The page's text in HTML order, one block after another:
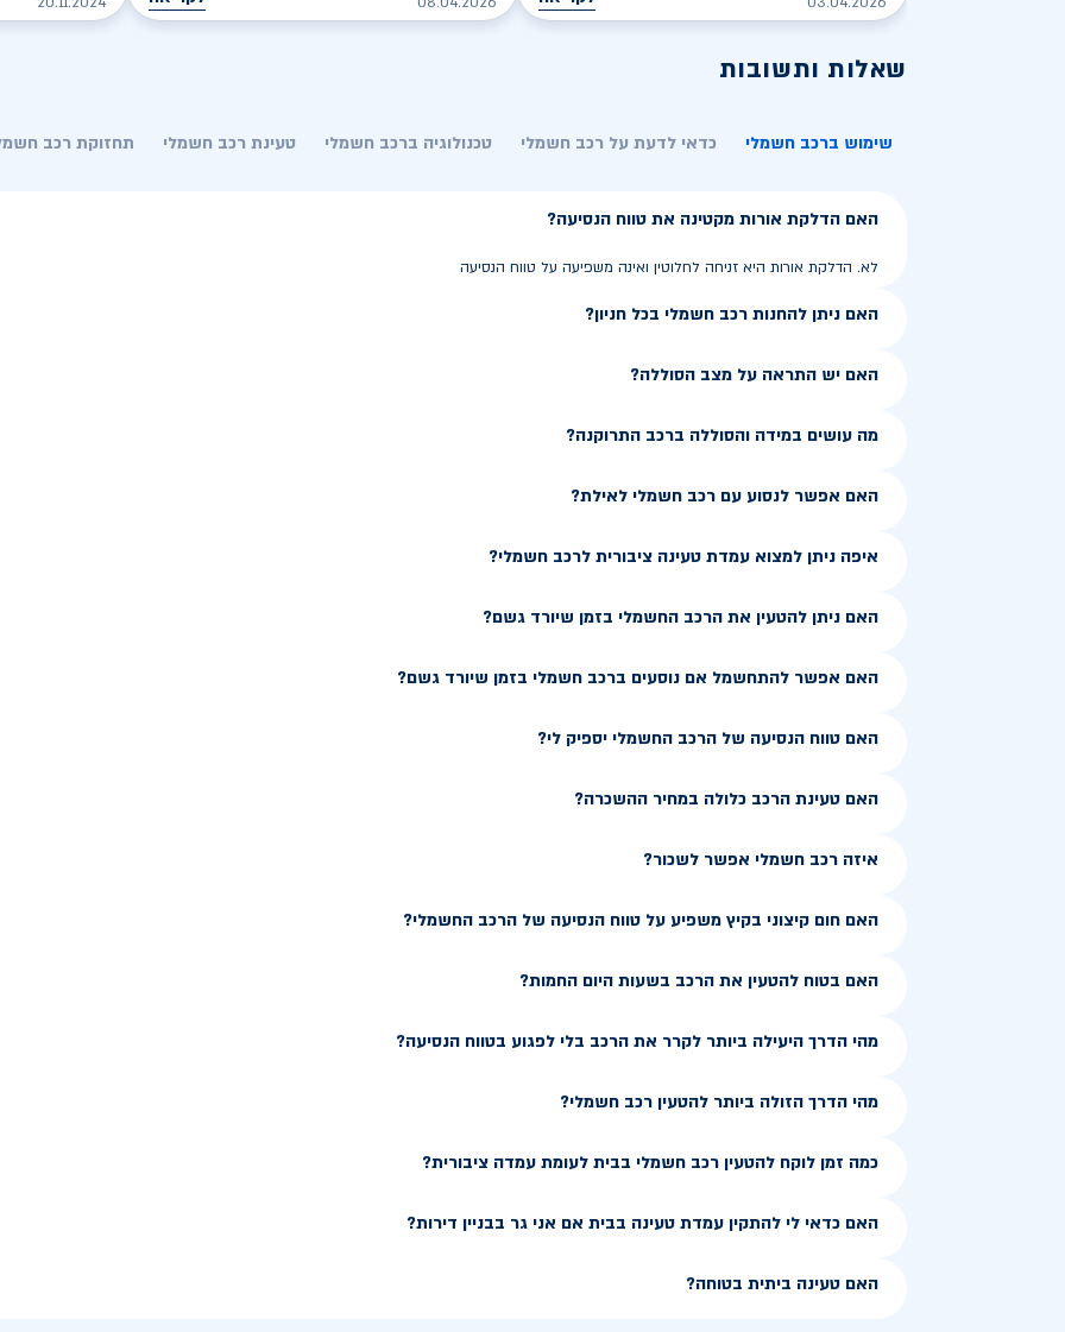
שאלות ותשובות
שימוש ברכב חשמלי כדאי לדעת על רכב חשמלי טכנולוגיה ברכב חשמלי טעינת רכב חשמלי תחזוקת רכב
האם הדלקת אורות מקטינה את טווח הנסיעה?
לא. הדלקת אורות היא זניחה לחלוטין ואינה משפיעה על טווח הנסיעה
האם ניתן להחנות רכב חשמלי בכל חניון?
האם יש התראה על מצב הסוללה?
מה עושים במידה והסוללה ברכב התרוקנה?
האם אפשר לנסוע עם רכב חשמלי לאילת?
איפה ניתן למצוא עמדת טעינה ציבורית לרכב חשמלי?
האם ניתן להטעין את הרכב החשמלי בזמן שיורד גשם?
האם אפשר להתחשמל אם נוסעים ברכב חשמלי בזמן שיורד גשם?
האם טווח הנסיעה של הרכב החשמלי יספיק לי?
האם טעינת הרכב כלולה במחיר ההשכרה?
איזה רכב חשמלי אפשר לשכור?
האם חום קיצוני בקיץ משפיע על טווח הנסיעה של הרכב החשמלי?
האם בטוח להטעין את הרכב בשעות היום החמות?
מהי הדרך היעילה ביותר לקרר את הרכב בלי לפגוע בטווח הנסיעה?
מהי הדרך הזולה ביותר להטעין רכב חשמלי?
כמה זמן לוקח להטעין רכב חשמלי בבית לעומת עמדה ציבורית?
האם כדאי לי להתקין עמדת טעינה בבית אם אני גר בבניין דירות?
האם טעינה ביתית בטוחה?